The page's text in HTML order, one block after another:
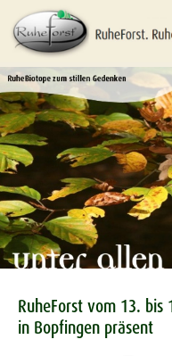
RuheForst vom 13. bis
in Bopfingen präsent